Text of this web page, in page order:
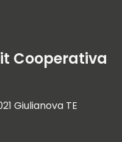
Cooperativa
Giulianova TE